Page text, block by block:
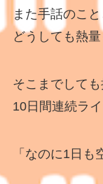
また手話のこ
どうしても熱
そこまでして
10日間連続ラ
「なのに1日も